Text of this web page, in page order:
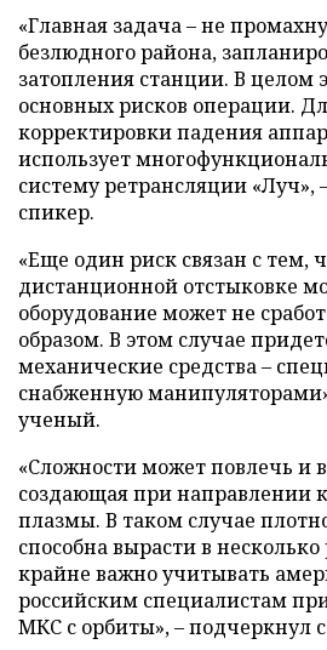
«Главная задача – не
безлюдного района,
затопления станции. В целом
основных рисков операции.
корректировки падения
использует
систему ретрансляции «Луч»,
спикер.
«Еще один риск связан с тем,
дистанционной отстыковке
оборудование может не
образом. В этом случае
механические средства –
снабженную
ученый.
«Сложности может повлечь и
создающая при направлении
плазмы. В таком случае
способна вырасти в несколько
крайне важно учитывать
российским специалистам
МКС с орбиты», – подчеркнул